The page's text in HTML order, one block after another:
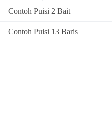
Contoh Puisi 2 Bait
Contoh Puisi 13 Baris